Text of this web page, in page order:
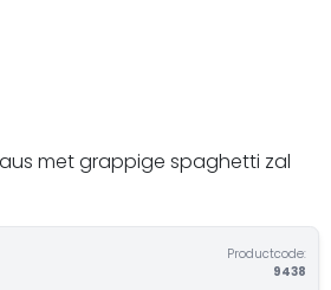
met grappige spaghetti zal
Productcode:
9438